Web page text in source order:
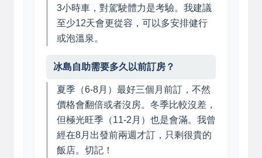
3小時車，對駕駛體力是考驗。我建議
至少12天會更從容，可以多安排健行
或泡溫泉。
冰島自助需要多久以前訂房？
夏季（6-8月）最好三個月前訂，不然
價格會翻倍或者沒房。冬季比較沒差，
但極光旺季（11-2月）也是會滿。我曾
經在8月出發前兩週才訂，只剩很貴的
飯店。切記！